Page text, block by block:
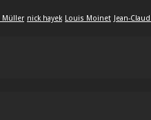
Müller nick hayek Louis Moinet Jean-